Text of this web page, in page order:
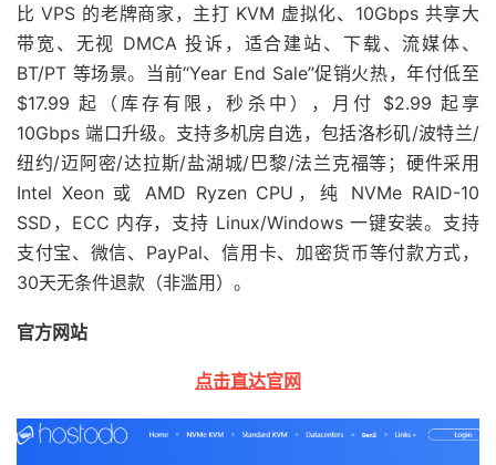
比 VPS 的老牌商家，主打 KVM 虚拟化、10Gbps 共享大
带宽、无视 DMCA 投诉，适合建站、下载、流媒体、
BT/PT 等场景。当前“Year End Sale”促销火热，年付低至
$17.99 起（库存有限，秒杀中），月付 $2.99 起享
10Gbps 端口升级。支持多机房自选，包括洛杉矶/波特兰/
纽约/迈阿密/达拉斯/盐湖城/巴黎/法兰克福等；硬件采用
Intel Xeon 或 AMD Ryzen CPU，纯 NVMe RAID-10
SSD，ECC 内存，支持 Linux/Windows 一键安装。支持
支付宝、微信、PayPal、信用卡、加密货币等付款方式，
30天无条件退款（非滥用）。
官方网站
点击直达官网